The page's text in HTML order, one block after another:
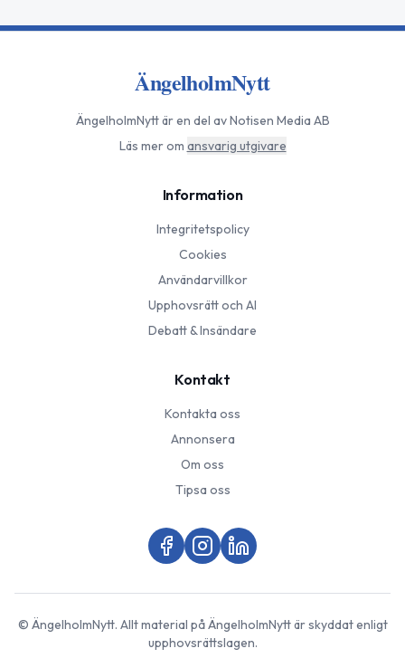
ÄngelholmNytt
ÄngelholmNyttär en del av Notisen Media AB
Läs mer om ansvarig utgivare
Information
Integritetspolicy
Cookies
Användarvillkor
Upphovsrätt och AI
Debatt & Insändare
Kontakt
Kontakta oss
Annonsera
Om oss
Tipsa oss
© ÄngelholmNytt. Allt material påÄngelholmNyttär skyddat enligt
upphovsrättslagen.